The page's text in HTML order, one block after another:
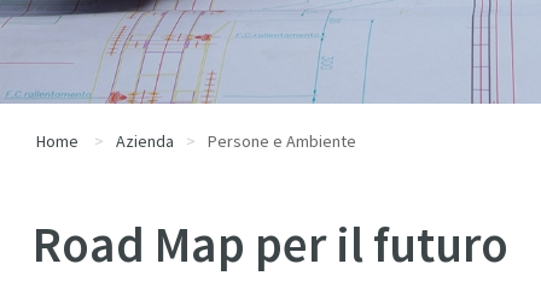
Home Azienda Persone e Ambiente
Road Map per il futuro